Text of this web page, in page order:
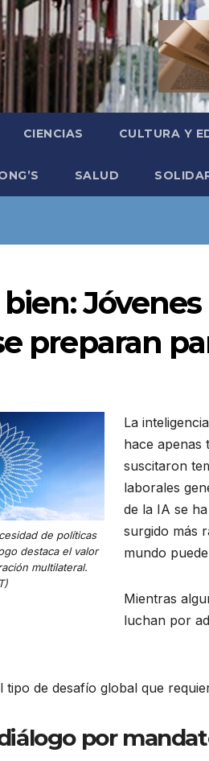
CIENCIAS CULTURA Y
SALUD
preparan
de políticas
destaca el valor
multilateral.
La
hace apenas
suscitaron
laborales
de la IA se ha
surgido más
mundo
Mientras
luchan por
tipo de desafío global que
por